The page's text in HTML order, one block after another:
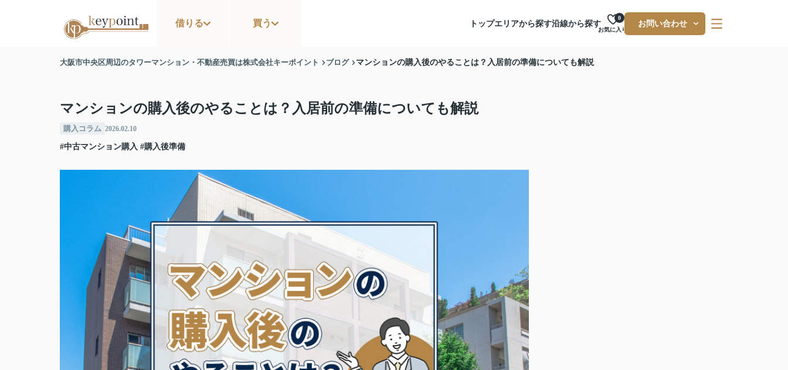
借りる 買う トップエリアから探す沿線から探す
お気に入り
0
お問い合わせ
大阪市中央区周辺のタワーマンション・不動産売買は株式会社キーポイント ブログ マンションの購入後のやることは？入居前の準備についても解説
マンションの購入後のやることは？入居前の準備についても解説
購入コラム 2026.02.10
#中古マンション購入 #購入後準備